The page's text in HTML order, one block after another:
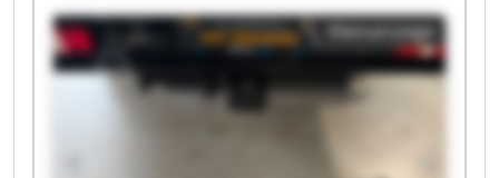
Lagerwerk GmbH Lagerwerk GmbH Lagerwerk
GmbH Lagerwerk GmbH Lagerwerk GmbH
Lagerwerk GmbH Lagerwerk GmbH Lagerwerk
GmbH Lagerwerk GmbH Lagerwerk GmbH
Kleinanzeige